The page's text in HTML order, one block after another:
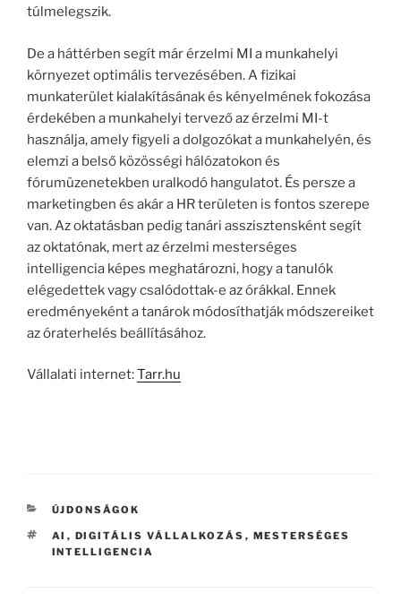
túlmelegszik.
De a háttérben segít már érzelmi MI a munkahelyi
környezet optimális tervezésében. A fizikai
munkaterület kialakításának és kényelmének fokozása
érdekében a munkahelyi tervező az érzelmi MI-t
használja, amely figyeli a dolgozókat a munkahelyén, és
elemzi a belső közösségi hálózatokon és
fórumüzenetekben uralkodó hangulatot. És persze a
marketingben és akár a HR területen is fontos szerepe
van. Az oktatásban pedig tanári asszisztensként segít
az oktatónak, mert az érzelmi mesterséges
intelligencia képes meghatározni, hogy a tanulók
elégedettek vagy csalódottak-e az órákkal. Ennek
eredményeként a tanárok módosíthatják módszereiket
az óraterhelés beállításához.
Vállalati internet:Tarr.hu
KATEGÓRIÁK
ÚJDONSÁGOK
CÍMKÉK
AI , DIGITÁLIS VÁLLALKOZÁS , MESTERSÉGES
INTELLIGENCIA